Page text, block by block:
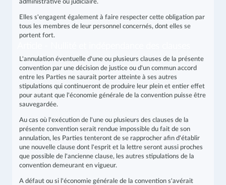
administrative ou judiciaire.
Elles s'engagent également à faire respecter cette obligation par
tous les membres de leur personnel concernés, dont elles se
portent fort.
L'annulation éventuelle d'une ou plusieurs clauses de la présente
convention par une décision de justice ou d'un commun accord
entre les Parties ne saurait porter atteinte à ses autres
stipulations qui continueront de produire leur plein et entier effet
pour autant que l'économie générale de la convention puisse être
sauvegardée.
Au cas où l'exécution de l'une ou plusieurs des clauses de la
présente convention serait rendue impossible du fait de son
annulation, les Parties tenteront de se rapprocher afin d'établir
une nouvelle clause dont l'esprit et la lettre seront aussi proches
que possible de l'ancienne clause, les autres stipulations de la
convention demeurant en vigueur.
A défaut ou si l'économie générale de la convention s'avérait